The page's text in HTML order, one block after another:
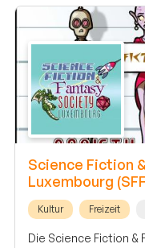
Science Fiction
Luxembourg
Kultur Freizeit
Die Science Fiction